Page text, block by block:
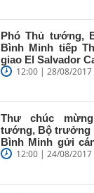
Phó Thủ tướng,
Bình Minh tiếp
giao El Salvador
12:00 | 28/08/2017
Thư chúc
tướng, Bộ trưởng
Bình Minh gửi
viên...12:00 | 24/08/2017